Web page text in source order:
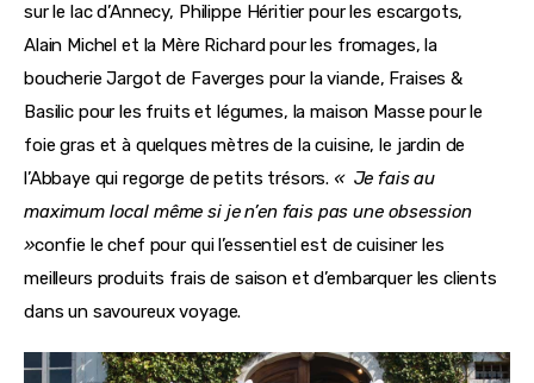
sur le lac d’Annecy, Philippe Héritier pour les escargots,
Alain Michel et la Mère Richard pour les fromages, la
boucherie Jargot de Faverges pour la viande, Fraises &
Basilic pour les fruits et légumes, la maison Masse pour le
foie gras et à quelques mètres de la cuisine, le jardin de
l’Abbaye qui regorge de petits trésors. «  Je fais au
maximum local même si je n’en fais pas une obsession
»confie le chef pour qui l’essentiel est de cuisiner les
meilleurs produits frais de saison et d’embarquer les clients
dans un savoureux voyage.